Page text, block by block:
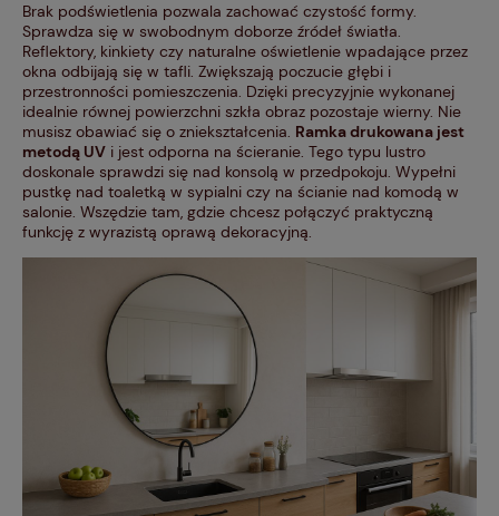
Brak podświetlenia pozwala zachować czystość formy.
Sprawdza się w swobodnym doborze źródeł światła.
Reflektory, kinkiety czy naturalne oświetlenie wpadające przez
okna odbijają się w tafli. Zwiększają poczucie głębi i
przestronności pomieszczenia. Dzięki precyzyjnie wykonanej
idealnie równej powierzchni szkła obraz pozostaje wierny. Nie
musisz obawiać się o zniekształcenia. Ramka drukowana jest
metodą UV i jest odporna na ścieranie. Tego typu lustro
doskonale sprawdzi się nad konsolą w przedpokoju. Wypełni
pustkę nad toaletką w sypialni czy na ścianie nad komodą w
salonie. Wszędzie tam, gdzie chcesz połączyć praktyczną
funkcję z wyrazistą oprawą dekoracyjną.